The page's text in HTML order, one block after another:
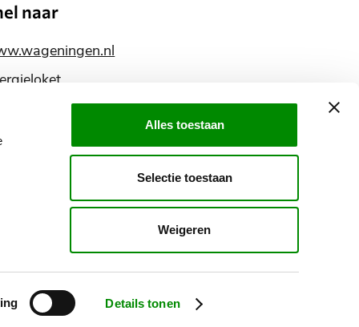
Details tonen
Alles toestaan
Selectie toestaan
Weigeren
naar
information
Kwetsbaarheid melden Privacyverklaring